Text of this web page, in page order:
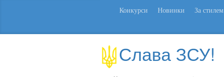
Конкурси Новинки За стилем
Слава ЗСУ!